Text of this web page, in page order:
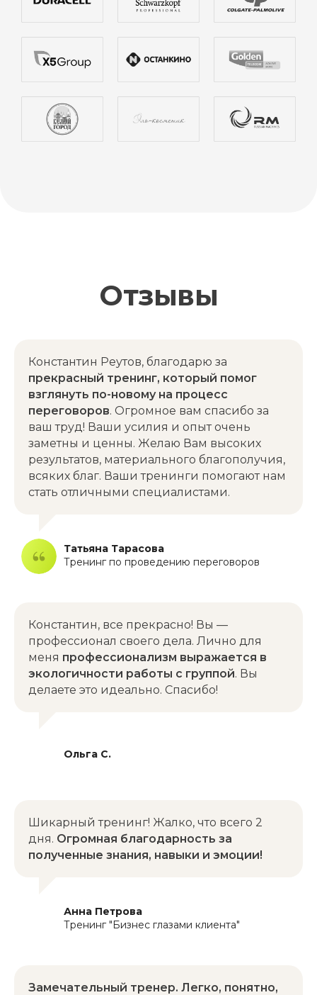
Константин Реутов, благодарю за
прекрасный тренинг, который помог
взглянуть по-новому на процесс
переговоров. Огромное вам спасибо за
ваш труд! Ваши усилия и опыт очень
заметны и ценны. Желаю Вам высоких
результатов, материального благополучия,
всяких благ. Ваши тренинги помогают нам
стать отличными специалистами.
Татьяна Тарасова
Тренинг по проведению переговоров
Константин, все прекрасно! Вы —
профессионал своего дела. Лично для
меня профессионализм выражается в
экологичности работы с группой. Вы
делаете это идеально. Спасибо!
Ольга С.
Шикарный тренинг! Жалко, что всего 2
дня. Огромная благодарность за
полученные знания, навыки и эмоции!
Анна Петрова
Тренинг "Бизнес глазами клиента"
Замечательный тренер. Легко, понятно,
Контакты
в качестве спикера/эксперта: